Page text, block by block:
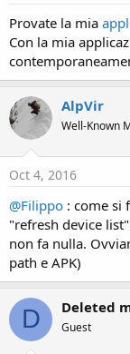
Provate la mia
Con la mia
AlpVir
Well-Known
Oct 4, 2016
@Filippo : come si
"refresh device
non fa nulla.
path e APK)
D Deleted
Guest